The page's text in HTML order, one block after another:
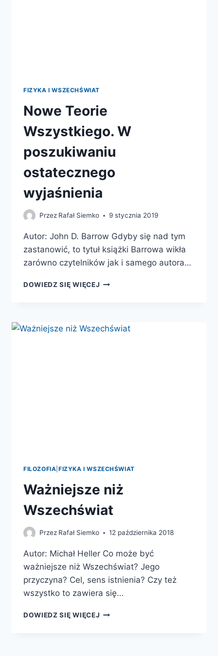
FIZYKA I WSZECHŚWIAT
Nowe Teorie
Wszystkiego. W
poszukiwaniu
ostatecznego
wyjaśnienia
Przez Rafał Siemko 9 stycznia 2019
Autor: John D. Barrow Gdyby się nad tym
zastanowić, to tytuł książki Barrowa wikła
zarówno czytelników jak i samego autora…
DOWIEDZ SIĘ WIĘCEJ NOWE
POSZUKIWANIU
OSTATECZNEGO
FILOZOFIA FIZYKA I WSZECHŚWIAT
Ważniejsze niż
Wszechświat
Przez Rafał Siemko 12 października 2018
Autor: Michał Heller Co może być
ważniejsze niż Wszechświat? Jego
przyczyna? Cel, sens istnienia? Czy też
wszystko to zawiera się…
DOWIEDZ SIĘ WIĘCEJ WAŻNIEJSZE